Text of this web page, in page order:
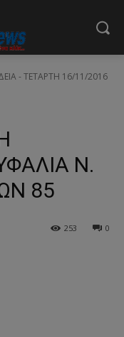
- ΤΕΤΑΡΤΗ 16/11/2016
Ν.
85
0
253